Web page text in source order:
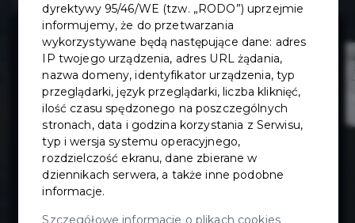
Przebudowa
układu
drogowego ul.
Głowackiego w
dyrektywy 95/46/WE (tzw. „RODO”) uprzejmie
informujemy, że do przetwarzania
wykorzystywane będą następujące dane: adres
IP twojego urządzenia, adres URL żądania,
nazwa domeny, identyfikator urządzenia, typ
przeglądarki, język przeglądarki, liczba kliknięć,
ilość czasu spędzonego na poszczególnych
stronach, data i godzina korzystania z Serwisu,
typ i wersja systemu operacyjnego,
rozdzielczość ekranu, dane zbierane w
dziennikach serwera, a także inne podobne
informacje.
Szczegółowe informacje o plikach cookies